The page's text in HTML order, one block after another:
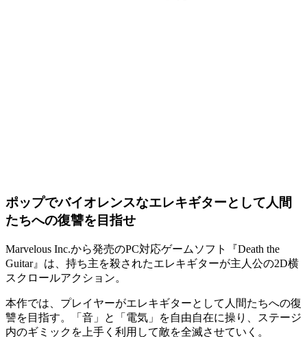
ポップでバイオレンスなエレキギターとして人間
たちへの復讐を目指せ
Marvelous Inc.から発売のPC対応ゲームソフト『Death the
Guitar』は、持ち主を殺されたエレキギターが主人公の2D横
スクロールアクション。
本作では、プレイヤーがエレキギターとして人間たちへの復
讐を目指す。 「音」と「電気」
を自由自在に操り、ステージ
内のギミックを上手く利用して敵を全滅させていく。